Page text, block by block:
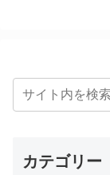
カテゴリー